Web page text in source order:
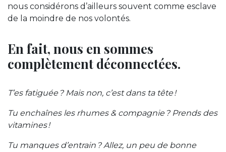
nous considérons d’ailleurs souvent comme esclave
de la moindre de nos volontés.
En fait, nous en sommes
complètement déconnectées.
T’es fatiguée ? Mais non, c’est dans ta tête !
Tu enchaînes les rhumes & compagnie ? Prends des
vitamines !
Tu manques d’entrain ? Allez, un peu de bonne